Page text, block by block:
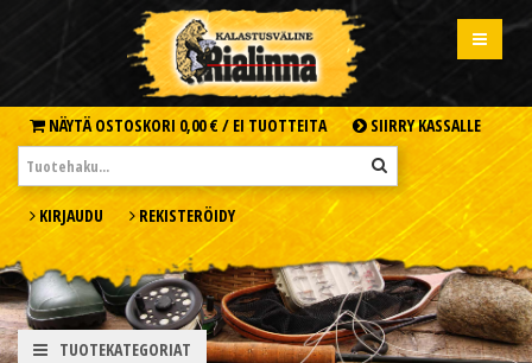
NÄYTÄ OSTOSKORI 0,00 € / EI TUOTTEITA SIIRRY KASSALLE
KIRJAUDU REKISTERÖIDY
TUOTEKATEGORIAT